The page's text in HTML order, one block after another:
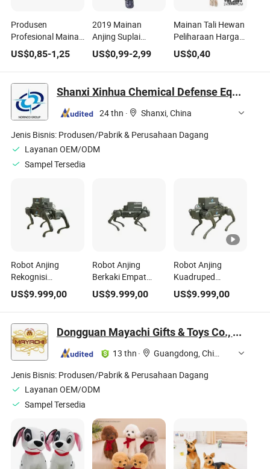
Produsen
Profesional Mainan
Gigitan Anjing TPR
Ramah Lingkungan
US$0,85-1,25
2019 Mainan
Anjing Suplai
Hewan Peliharaan
Berkualitas Tinggi
US$0,99-2,99
Mainan Tali Hewan
Peliharaan Harga
Murah untuk Anjing
Lembut (YT99368)
US$0,40
Shanxi Xinhua Chemical Defense Equipment Research Institute Co., Ltd.
24 thn ·
Shanxi, China
Jenis Bisnis: Produsen/Pabrik & Perusahaan Dagang
Layanan OEM/ODM
Sampel Tersedia
Robot Anjing
Rekognisi
Kuadruped
Otonom untuk
Dukungan Api di
Medan Perang
US$9.999,00
Robot Anjing
Berkaki Empat
Inspeksi Cerdas
untuk Patroli
Pabrik Kimia
US$9.999,00
Robot Anjing
Kuadruped
Pengintaian Multi
Muatan untuk
Inspeksi Gas
US$9.999,00
Dongguan Mayachi Gifts & Toys Co., Ltd.
13 thn ·
Guangdong, China
Jenis Bisnis: Produsen/Pabrik & Perusahaan Dagang
Layanan OEM/ODM
Sampel Tersedia